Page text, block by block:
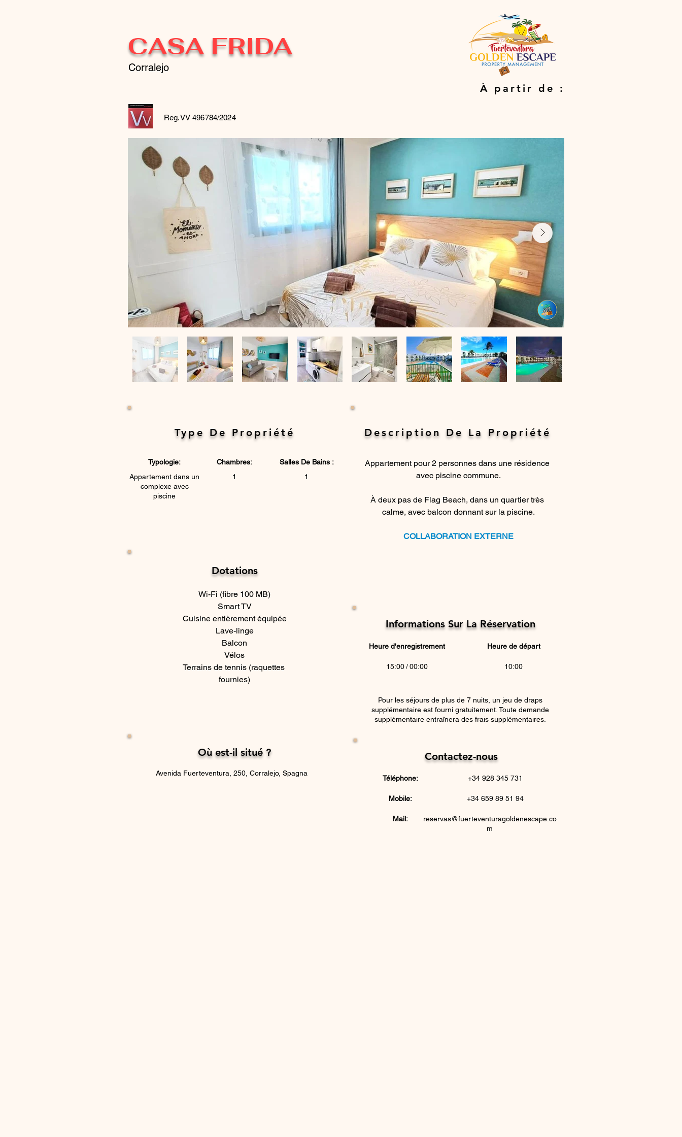
CASA FRIDA
Corralejo
​À partir de :
Reg.VV 496784/2024
Type De Propriété
Chambres:
Typologie:
Salles De ​Bains :
1
Appartement dans un
complexe avec
piscine
1
Dotations
Wi-Fi (fibre 100 MB)
Smart TV
Cuisine entièrement équipée
Lave-linge
Balcon
Vélos
Terrains de tennis (raquettes
fournies)
Description De La Propriété
Appartement pour 2 personnes dans une résidence
avec piscine commune.
À deux pas de Flag Beach, dans un quartier très
calme, avec balcon donnant sur la piscine.
COLLABORATION EXTERNE
​Informations Sur La Réservation
Heure d'enregistrement Heure de départ
15:00/00:00 10:00
Pour les séjours de plus de 7 nuits, un jeu de draps
supplémentaire est fourni gratuitement. Toute demande
supplémentaire entraînera des frais supplémentaires.
Où est-il situé ?
Avenida Fuerteventura, 250, Corralejo, Spagna
Contactez-nous
Téléphone: +34 928 345 731
Mobile: +34 659 89 51 94
Mail:
reservas@fuerteventuragoldenescape.co
m